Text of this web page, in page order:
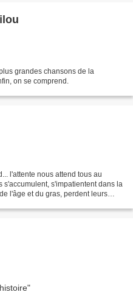
grandes chansons de la
on se comprend.
l'attente nous attend tous au
s'accumulent, s'impatientent dans la
l'âge et du gras, perdent leurs